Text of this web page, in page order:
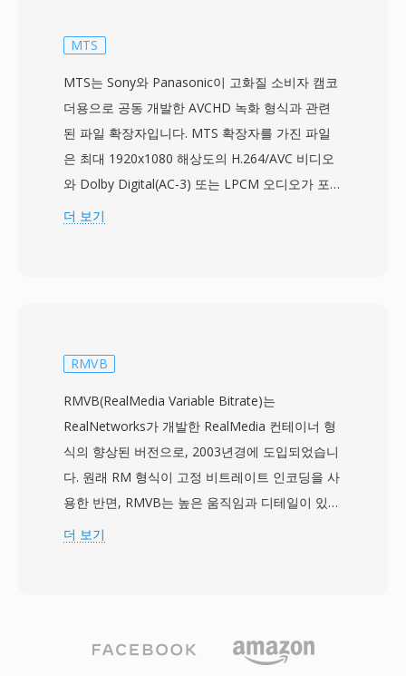
MTS
MTS는 Sony와 Panasonic이 고화질 소비자 캠코
더용으로 공동 개발한 AVCHD 녹화 형식과 관련
된 파일 확장자입니다. MTS 확장자를 가진 파일
은 최대 1920x1080 해상도의 H.264/AVC 비디오
와 Dolby Digital(AC-3) 또는 LPCM 오디오가 포함
된 MPEG-2 전송 스트림 데이터를 담고 있습니다.
코더는 MTS 파일을 메모리 카드나 내부 저장 장
내 재생을 위해 클립을 정리하는 인덱스 및 재생목
록 파일이 함께 저장됩니다. 전송 스트림 패키징에
는 오디오-비디오 동기화 유지에 중요한 타이밍
정보가 포함되며, 효율적인 탐색을 위한 랜덤 액세
스 포인트 등의 기능을 지원합니다. MTS 녹화는
카메라 센서가 캡처한 전체 품질을 보존하여, 편집
SDHC 메모리 카드에서 연장된 녹화 시간을 가능
하게 합니다. MTS 파일은 모든 주요 비디오 편집
더 보기
RMVB
RMVB(RealMedia Variable Bitrate)는
RealNetworks가 개발한 RealMedia 컨테이너 형
식의 향상된 버전으로, 2003년경에 도입되었습니
다. 원래 RM 형식이 고정 비트레이트 인코딩을 사
용한 반면, RMVB는 높은 움직임과 디테일이 있는
복잡한 장면에는 더 많은 데이터를, 정적인 장면이
나은 시각적 품질을 제공합니다. RMVB는 2000년
더 보기